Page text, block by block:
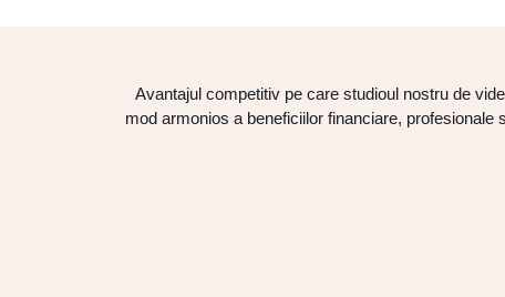
Avantajul competitiv pe care studioul nostru de
mod armonios a beneficiilor financiare,